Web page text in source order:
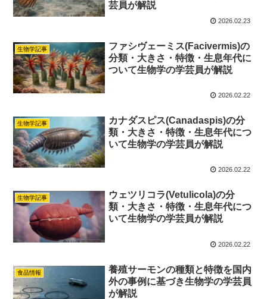
芸員が解説
2026.02.23
生物学記事
ファシヴェーミス(Facivermis)の
分類・大きさ・特徴・生息年代に
ついて生物学の学芸員が解説
2026.02.22
生物学記事
カナダスピス(Canadaspis)の分
類・大きさ・特徴・生息年代につ
いて生物学の学芸員が解説
2026.02.22
生物学記事
ウェツリコラ(Vetulicola)の分
類・大きさ・特徴・生息年代につ
いて生物学の学芸員が解説
2026.02.22
食品情報
養殖サーモンの種類と特徴を国内
外の事例に基づき生物学の学芸員
が解説